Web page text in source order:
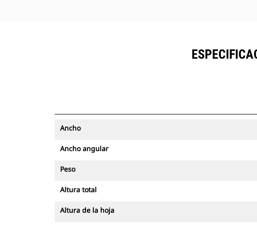
Ancho
Ancho angular
Peso
Altura total
Altura de la hoja